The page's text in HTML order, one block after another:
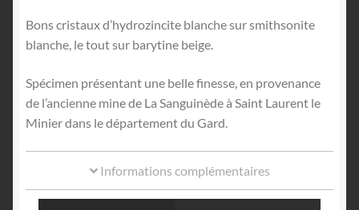
Bons cristaux d’hydrozincite blanche sur smithsonite
blanche, le tout sur barytine beige.
Spécimen présentant une belle finesse, en provenance
de l’ancienne mine de La Sanguinède à Saint Laurent le
Minier dans le département du Gard.
Informations complémentaires